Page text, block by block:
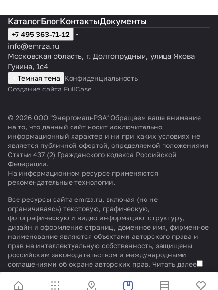
КаталогБлогКонтактыДокументы
+7 495 363-71-12
info@emrza.ru
Московская область, г. Долгопрудный, улица Якова
Гунина, 1с4
Темная тема Конфиденциальность
Создание сайта FullCase
© 2026 ООО "Энергомаш-РЗА" Обращаем ваше внимание
на то, что данный сайт носит исключительно
информационный характер и ни при каких условиях не
является публичной офертой, определяемой положениями
Статьи 437 (2) Гражданского кодекса Российской
Федерации.
На информационном ресурсе применяются
рекомендательные технологии.
Все ресурсы сайта emrza.ru, включая (но не
ограничиваясь) текстовую, графическую,
фотографическую и видео информацию, структуру,
дизайн и оформление страниц, доменное имя, фирменное
наименование являются объектами авторского права и
прав на интеллектуальную собственность, защищены
российским законодательством и международными
соглашениями об охране авторских прав. Читать далее